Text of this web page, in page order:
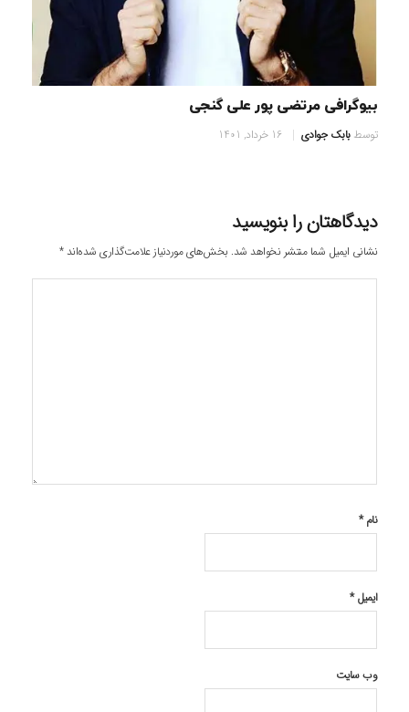
بیوگرافی مرتضی پور علی گنجی
توسطبابک جوادی 16 خرداد, 1401
دیدگاهتان را بنویسید
نشانی ایمیل شما منتشر نخواهد شد. بخش‌های موردنیاز علامت‌گذاری شده‌اند*
نام*
ایمیل*
وب‌ سایت